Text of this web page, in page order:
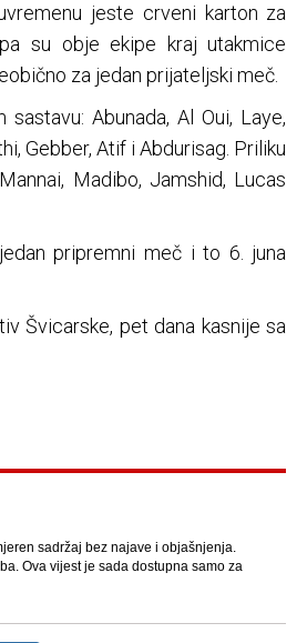
jeste crveni karton za
su obje ekipe kraj utakmice
za jedan prijateljski meč.
Abunada, Al Oui, Laye,
Gebber, Atif i Abdurisag. Priliku
Madibo, Jamshid, Lucas
pripremni meč i to 6. juna
Švicarske, pet dana kasnije sa
sadržaj bez najave i objašnjenja.
Ova vijest je sada dostupna samo za